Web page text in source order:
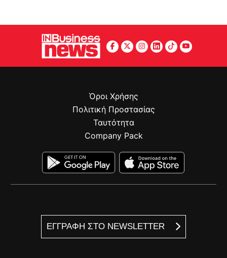
ΕΓΓΡΑΦΗ ΣΤΟ NEWSLETTER
Όροι Χρήσης
Πολιτική Προστασίας
Ταυτότητα
Company Pack